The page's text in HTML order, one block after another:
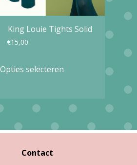
King Louie Tights Solid
€15,00
Opties selecteren
meerdere
variaties.
Contact